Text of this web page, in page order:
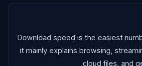
Download speed is the easiest
it mainly explains browsing,
cloud files, and